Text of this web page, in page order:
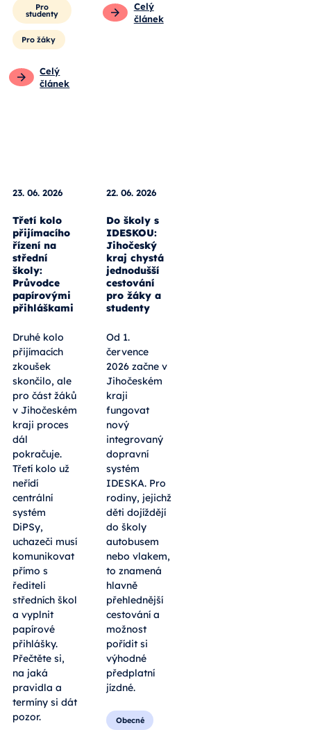
Pro
studenty
Pro žáky
Celý
článek
Celý
článek
23. 06. 2026
Třetí kolo
přijímacího
řízení na
střední
školy:
Průvodce
papírovými
přihláškami
Druhé kolo
přijímacích
zkoušek
skončilo, ale
pro část žáků
v Jihočeském
kraji proces
dál
pokračuje.
Třetí kolo už
neřídí
centrální
systém
DiPSy,
uchazeči musí
komunikovat
přímo s
řediteli
středních škol
a vyplnit
papírové
přihlášky.
Přečtěte si,
na jaká
pravidla a
termíny si dát
pozor.
22. 06. 2026
Do školy s
IDESKOU:
Jihočeský
kraj chystá
jednodušší
cestování
pro žáky a
studenty
Od 1.
července
2026 začne v
Jihočeském
kraji
fungovat
nový
integrovaný
dopravní
systém
IDESKA. Pro
rodiny, jejichž
děti dojíždějí
do školy
autobusem
nebo vlakem,
to znamená
hlavně
přehlednější
cestování a
možnost
pořídit si
výhodné
předplatní
jízdné.
Obecné